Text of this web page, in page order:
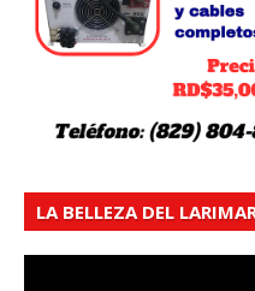
LA BELLEZA DEL